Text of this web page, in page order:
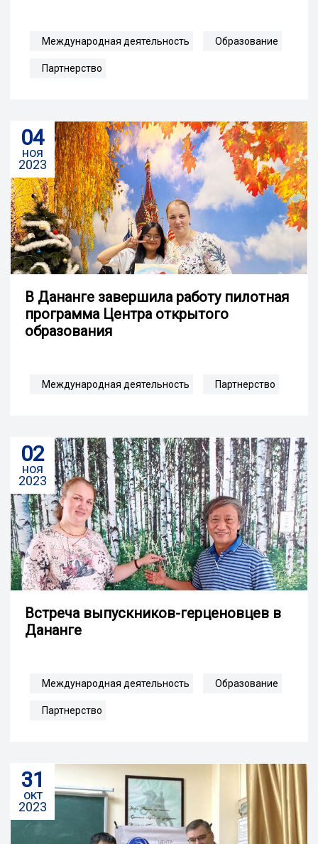
Международная деятельность Образование
Партнерство
04
ноя
2023
В Дананге завершила работу пилотная
программа Центра открытого
образования
Международная деятельность Партнерство
02
ноя
2023
Встреча выпускников-герценовцев в
Дананге
Международная деятельность Образование
Партнерство
31
окт
2023